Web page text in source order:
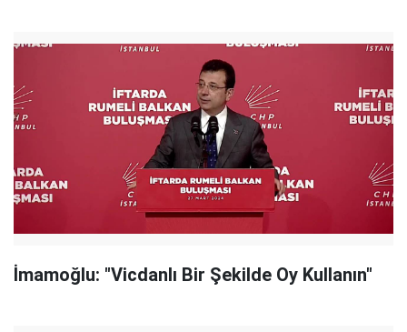
İmamoğlu: "Vicdanlı Bir Şekilde Oy Kullanın"